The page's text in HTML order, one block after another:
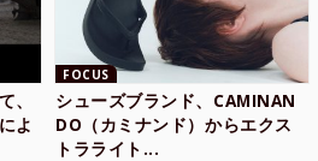
、
よ
FOCUS
シューズブランド、CAMINAN
DO（カミナンド）からエクス
トラライト...